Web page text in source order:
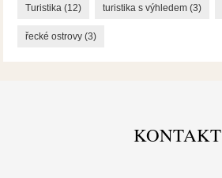
Turistika (12) turistika s výhledem (3)
řecké ostrovy (3)
KONTAKT